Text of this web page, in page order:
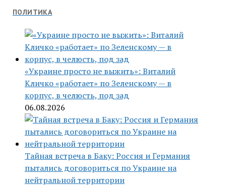
ПОЛИТИКА
«Украине просто не выжить»: Виталий
Кличко «работает» по Зеленскому — в
корпус, в челюсть, под зад
06.08.2026
Тайная встреча в Баку: Россия и Германия
пытались договориться по Украине на
нейтральной территории